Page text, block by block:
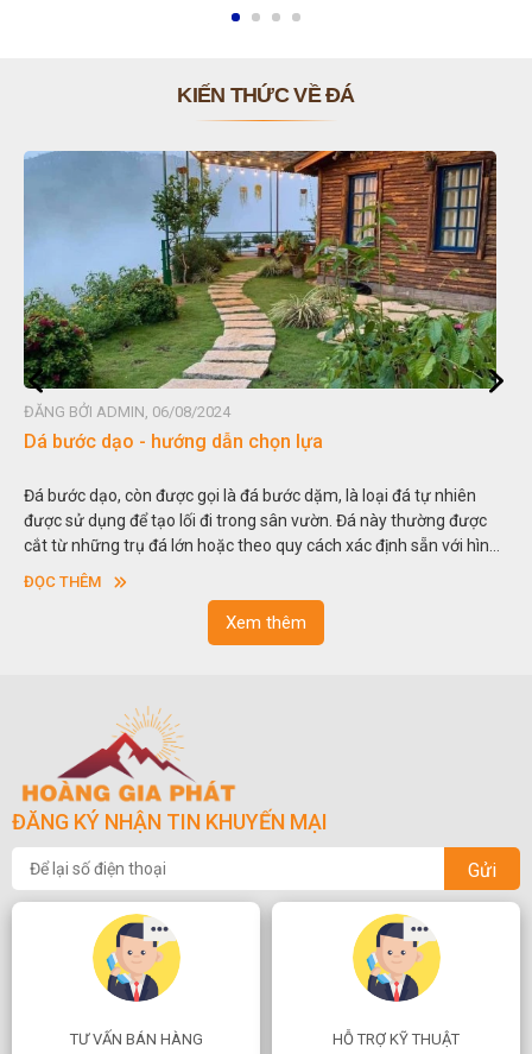
KIẾN THỨC VỀ ĐÁ
ĐĂNG BỞI ADMIN, 06/08/2024
Dá bước dạo - hướng dẫn chọn lựa
Đá bước dạo, còn được gọi là đá bước dặm, là loại đá tự nhiên
được sử dụng để tạo lối đi trong sân vườn. Đá này thường được
cắt từ những trụ đá lớn hoặc theo quy cách xác định sẵn với hình
vuông hoặc hình chữ nhật và có độ dày khác nhau.
ĐỌC THÊM
Xem thêm
ĐĂNG KÝ NHẬN TIN KHUYẾN MẠI
Gửi
TƯ VẤN BÁN HÀNG HỖ TRỢ KỸ THUẬT